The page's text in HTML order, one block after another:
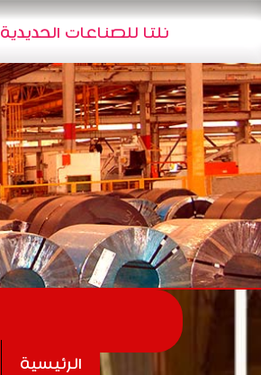
تجاوز إلى المحتوى الرئيسي
نلتا للصناعات الحديدية
الرئيسية